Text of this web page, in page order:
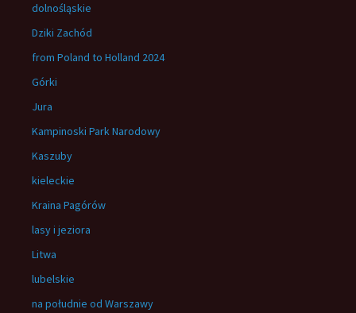
dolnośląskie
Dziki Zachód
from Poland to Holland 2024
Górki
Jura
Kampinoski Park Narodowy
Kaszuby
kieleckie
Kraina Pagórów
lasy i jeziora
Litwa
lubelskie
na południe od Warszawy